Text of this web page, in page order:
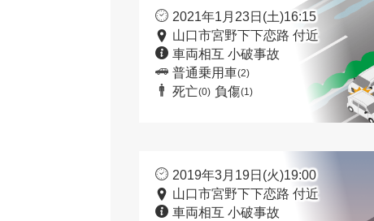
2021年1月23日(土)16:15
山口市宮野下下恋路 付近
車両相互 小破事故
普通乗用車(2)
死亡(0) 負傷(1)
2019年3月19日(火)19:00
山口市宮野下下恋路 付近
車両相互 小破事故